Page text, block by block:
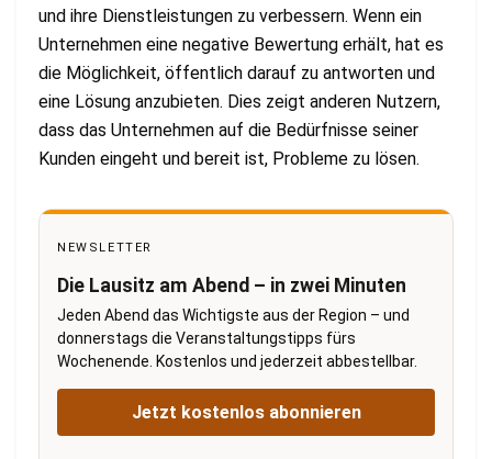
und ihre Dienstleistungen zu verbessern. Wenn ein
Unternehmen eine negative Bewertung erhält, hat es
die Möglichkeit, öffentlich darauf zu antworten und
eine Lösung anzubieten. Dies zeigt anderen Nutzern,
dass das Unternehmen auf die Bedürfnisse seiner
Kunden eingeht und bereit ist, Probleme zu lösen.
NEWSLETTER
Die Lausitz am Abend – in zwei Minuten
Jeden Abend das Wichtigste aus der Region – und
donnerstags die Veranstaltungstipps fürs
Wochenende. Kostenlos und jederzeit abbestellbar.
Jetzt kostenlos abonnieren